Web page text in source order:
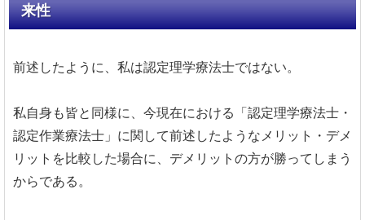
来性
前述したように、私は認定理学療法士ではない。
私自身も皆と同様に、今現在における「認定理学療法士・
認定作業療法士」に関して前述したようなメリット・デメ
リットを比較した場合に、デメリットの方が勝ってしまう
からである。